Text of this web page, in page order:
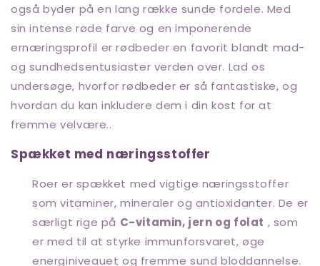
også byder på en lang række sunde fordele. Med
sin intense røde farve og en imponerende
ernæringsprofil er rødbeder en favorit blandt mad-
og sundhedsentusiaster verden over. Lad os
undersøge, hvorfor rødbeder er så fantastiske, og
hvordan du kan inkludere dem i din kost for at
fremme velvære..
Spækket med næringsstoffer
Roer er spækket med vigtige næringsstoffer
som vitaminer, mineraler og antioxidanter. De er
særligt rige på C-vitamin, jern og folat , som
er med til at styrke immunforsvaret, øge
energiniveauet og fremme sund bloddannelse.